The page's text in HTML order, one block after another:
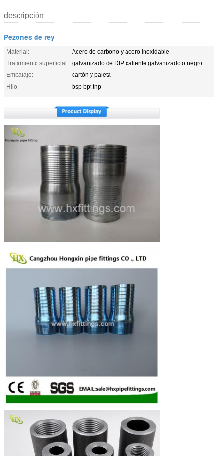
descripción
Pezones de rey
Material:
Acero de carbono y acero inoxidable
Tratamiento superficial: galvanizado de DIP caliente galvanizado o negro
Embalaje:
cartón y paleta
Hilo:
bsp bpt tnp